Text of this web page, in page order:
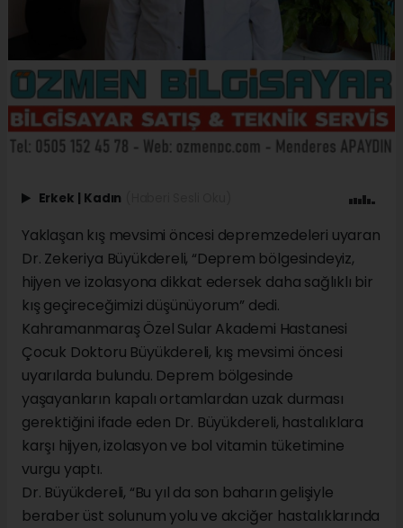
Erkek | Kadın
Yaklaşan kış mevsimi öncesi depremzedeleri uyaran
Dr. Zekeriya Büyükdereli, “Deprem bölgesindeyiz,
hijyen ve izolasyona dikkat edersek daha sağlıklı bir
kış geçireceğimizi düşünüyorum” dedi.
Kahramanmaraş Özel Sular Akademi Hastanesi
Çocuk Doktoru Büyükdereli, kış mevsimi öncesi
uyarılarda bulundu. Deprem bölgesinde
yaşayanların kapalı ortamlardan uzak durması
gerektiğini ifade eden Dr. Büyükdereli, hastalıklara
karşı hijyen, izolasyon ve bol vitamin tüketimine
vurgu yaptı.
Dr. Büyükdereli, “Bu yıl da son baharın gelişiyle
beraber üst solunum yolu ve akciğer hastalıklarında